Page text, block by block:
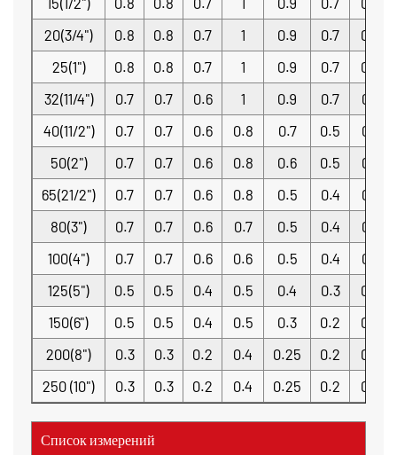
20(3/4")
0.8 0.8 0.7 1 0.9 0.7
0.8
25(1")
0.8 0.8 0.7 1 0.9 0.7
0.8
32(11/4")
0.7 0.7 0.6 1 0.9 0.7
0.7
40(11/2")
0.7 0.7 0.6 0.8 0.7 0.5
0.7
50(2")
0.7 0.7 0.6 0.8 0.6 0.5
0.7
65(21/2")
0.7 0.7 0.6 0.8 0.5 0.4
0.7
80(3")
0.7 0.7 0.6 0.7 0.5 0.4
0.7
100(4")
0.7 0.7 0.6 0.6 0.5 0.4
0.7
125(5")
0.5 0.5 0.4 0.5 0.4 0.3
0.5
150(6")
0.5 0.5 0.4 0.5 0.3 0.2
0.5
200(8")
0.3 0.3 0.2 0.4 0.25 0.2
0.3
250 (10")
0.3 0.3 0.2 0.4 0.25 0.2 0.3
Список измерений